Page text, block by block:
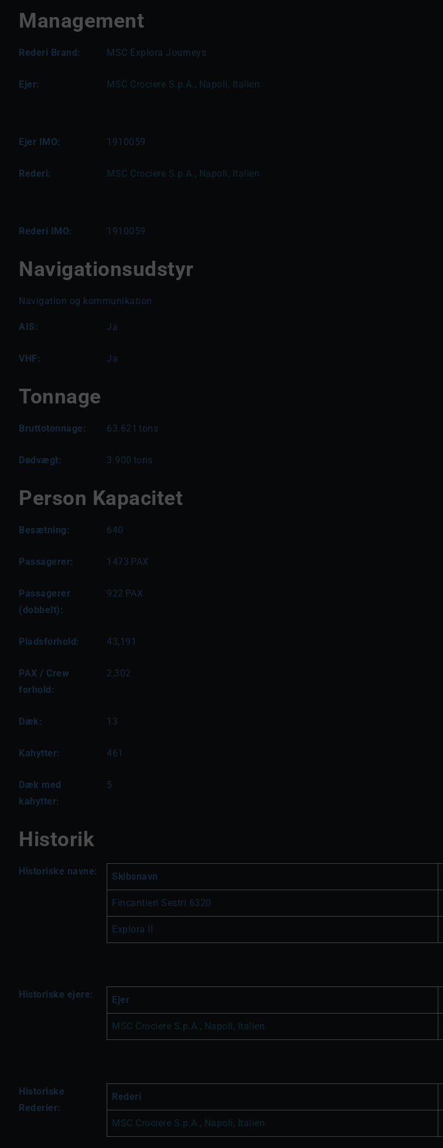
Management
Rederi Brand: MSC Explora Journeys
Ejer: MSC Crociere S.p.A., Napoli, Italien
Ejer IMO: 1910059
Rederi: MSC Crociere S.p.A., Napoli, Italien
Rederi IMO: 1910059
Navigationsudstyr
Navigation og kommunikation
AIS: Ja
VHF: Ja
Tonnage
Bruttotonnage: 63.621 tons
Dødvægt: 3.900 tons
Person Kapacitet
Besætning: 640
Passagerer: 1473 PAX
Passagerer
(dobbelt):
922 PAX
Pladsforhold: 43,191
PAX / Crew
forhold:
2,302
Dæk: 13
Kahytter: 461
Dæk med
kahytter:
5
Historik
Historiske navne: Skibsnavn
Fincantieri Sestri 6320
Explora II
Historiske ejere: Ejer
MSC Crociere S.p.A., Napoli, Italien
Historiske
Rederier:
Rederi
MSC Crociere S.p.A., Napoli, Italien